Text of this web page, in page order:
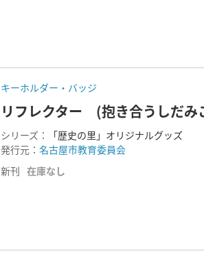
キーホルダー・バッジ
リフレクター (抱き合うしだみ
シリーズ：
「歴史の里」オリジナルグッズ
発行元： 名古屋市教育委員会
新刊 在庫なし